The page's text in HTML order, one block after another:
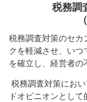
税務調
税務調査対策のセカ
クを軽減させ、いつ
を確立し、経営者の
税務調査対策にお
ドオピニオンとし